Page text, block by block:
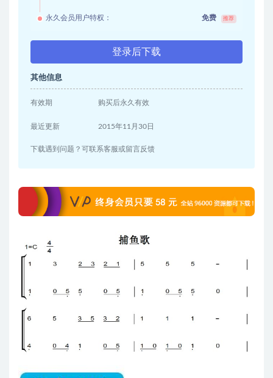
永久会员用户特权： 免费 推荐
登录后下载
其他信息
有效期 购买后永久有效
最近更新 2015年11月30日
下载遇到问题？可联系客服或留言反馈